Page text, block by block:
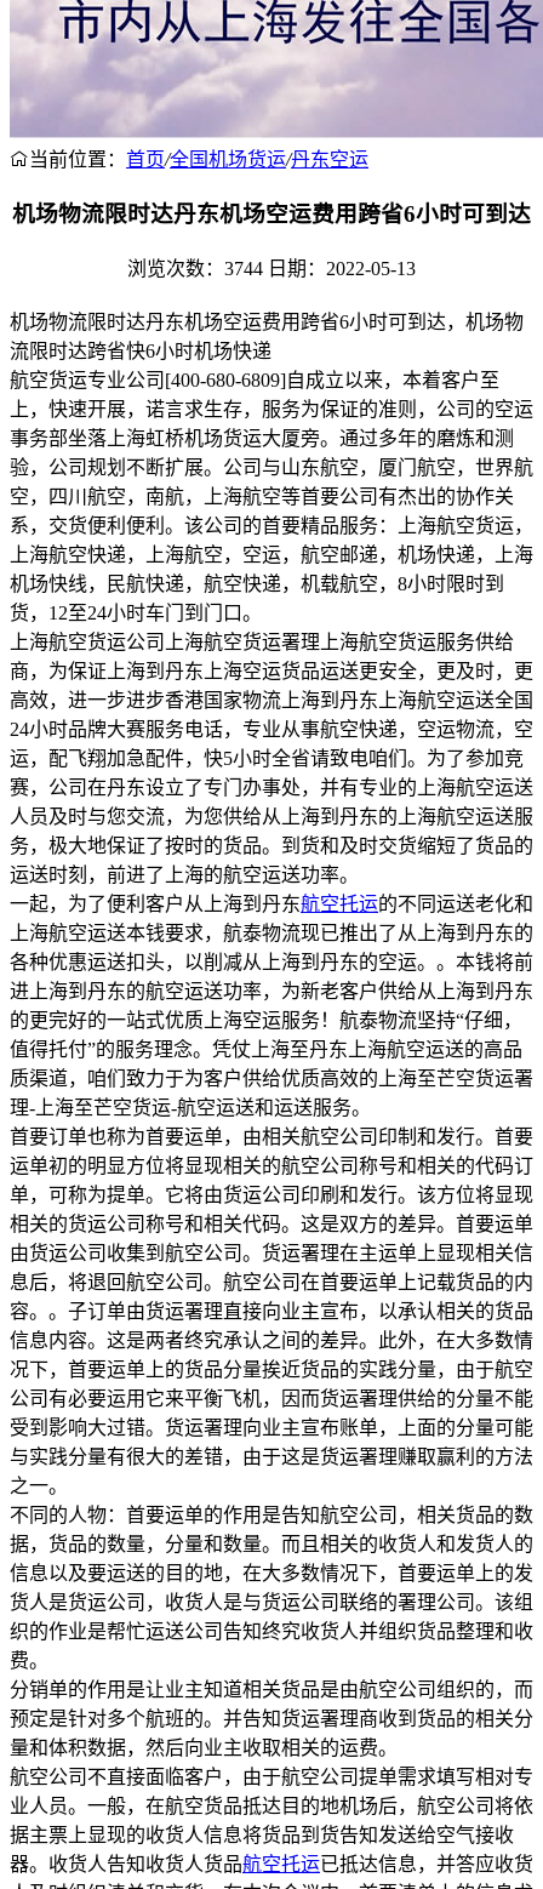
当前位置： 首页/全国机场货运/丹东空运
机场物流限时达丹东机场空运费用跨省6小时可到达
浏览次数：3744 日期：2022-05-13
机场物流限时达丹东机场空运费用跨省6小时可到达，机场物
流限时达跨省快6小时机场快递
航空货运专业公司[400-680-6809]自成立以来，本着客户至
上，快速开展，诺言求生存，服务为保证的准则，公司的空运
事务部坐落上海虹桥机场货运大厦旁。通过多年的磨炼和测
验，公司规划不断扩展。公司与山东航空，厦门航空，世界航
空，四川航空，南航，上海航空等首要公司有杰出的协作关
系，交货便利便利。该公司的首要精品服务：上海航空货运，
上海航空快递，上海航空，空运，航空邮递，机场快递，上海
机场快线，民航快递，航空快递，机载航空，8小时限时到
货，12至24小时车门到门口。
上海航空货运公司上海航空货运署理上海航空货运服务供给
商，为保证上海到丹东上海空运货品运送更安全，更及时，更
高效，进一步进步香港国家物流上海到丹东上海航空运送全国
24小时品牌大赛服务电话，专业从事航空快递，空运物流，空
运，配飞翔加急配件，快5小时全省请致电咱们。为了参加竞
赛，公司在丹东设立了专门办事处，并有专业的上海航空运送
人员及时与您交流，为您供给从上海到丹东的上海航空运送服
务，极大地保证了按时的货品。到货和及时交货缩短了货品的
运送时刻，前进了上海的航空运送功率。
一起，为了便利客户从上海到丹东航空托运的不同运送老化和
上海航空运送本钱要求，航泰物流现已推出了从上海到丹东的
各种优惠运送扣头，以削减从上海到丹东的空运。。本钱将前
进上海到丹东的航空运送功率，为新老客户供给从上海到丹东
的更完好的一站式优质上海空运服务！航泰物流坚持“仔细，
值得托付”的服务理念。凭仗上海至丹东上海航空运送的高品
质渠道，咱们致力于为客户供给优质高效的上海至芒空货运署
理-上海至芒空货运-航空运送和运送服务。
首要订单也称为首要运单，由相关航空公司印制和发行。首要
运单初的明显方位将显现相关的航空公司称号和相关的代码订
单，可称为提单。它将由货运公司印刷和发行。该方位将显现
相关的货运公司称号和相关代码。这是双方的差异。首要运单
由货运公司收集到航空公司。货运署理在主运单上显现相关信
息后，将退回航空公司。航空公司在首要运单上记载货品的内
容。。子订单由货运署理直接向业主宣布，以承认相关的货品
信息内容。这是两者终究承认之间的差异。此外，在大多数情
况下，首要运单上的货品分量挨近货品的实践分量，由于航空
公司有必要运用它来平衡飞机，因而货运署理供给的分量不能
受到影响大过错。货运署理向业主宣布账单，上面的分量可能
与实践分量有很大的差错，由于这是货运署理赚取赢利的方法
之一。
不同的人物：首要运单的作用是告知航空公司，相关货品的数
据，货品的数量，分量和数量。而且相关的收货人和发货人的
信息以及要运送的目的地，在大多数情况下，首要运单上的发
货人是货运公司，收货人是与货运公司联络的署理公司。该组
织的作业是帮忙运送公司告知终究收货人并组织货品整理和收
费。
分销单的作用是让业主知道相关货品是由航空公司组织的，而
预定是针对多个航班的。并告知货运署理商收到货品的相关分
量和体积数据，然后向业主收取相关的运费。
航空公司不直接面临客户，由于航空公司提单需求填写相对专
业人员。一般，在航空货品抵达目的地机场后，航空公司将依
据主票上显现的收货人信息将货品到货告知发送给空气接收
器。收货人告知收货人货品航空托运已抵达信息，并答应收货